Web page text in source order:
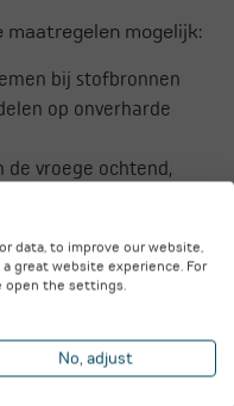
maatregelen mogelijk:
bij stofbronnen
op onverharde
vroege ochtend,
met
data, to improve our website,
great website experience. For
open the settings.
No, adjust